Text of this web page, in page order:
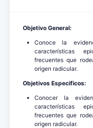
Objetivo General:
Conoce la
características
frecuentes que
origen radicular.
Objetivos Especificos:
Conocer la
características
frecuentes que
origen radicular.